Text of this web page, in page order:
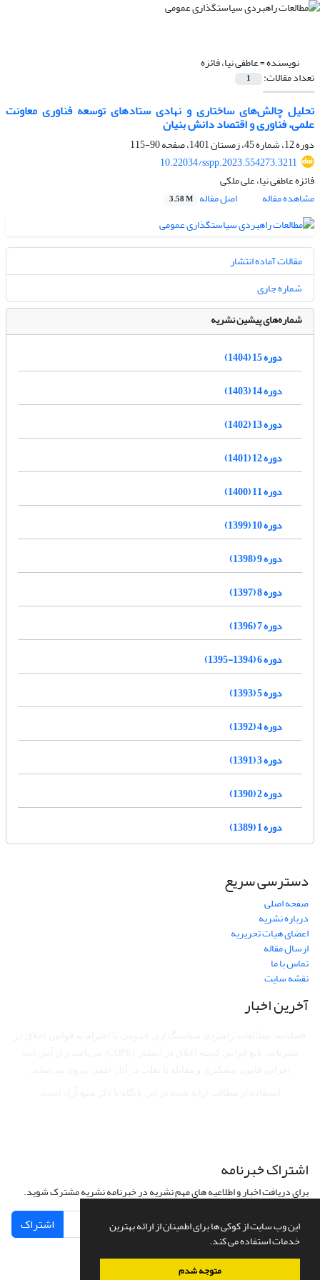
این وب سایت از کوکی ها برای اطمینان از ارائه بهترین
خدمات استفاده می کند.
متوجه شدم
نویسنده =عاطفی نیا، فائزه
تعداد مقالات: 1
تحلیل چالش‌های ساختاری و نهادی ستادهای توسعه فناوری معاونت
علمی، فناوری و اقتصاد دانش بنیان
دوره 12، شماره 45، زمستان 1401، صفحه
90-115
10.22034/sspp.2023.554273.3211
فائزه عاطفی نیا، علی ملکی
مشاهده مقاله
اصل مقاله 3.58 M
مقالات آماده انتشار
شماره جاری
شماره‌های پیشین نشریه
دوره 15 (1404)
دوره 14 (1403)
دوره 13 (1402)
دوره 12 (1401)
دوره 11 (1400)
دوره 10 (1399)
دوره 9 (1398)
دوره 8 (1397)
دوره 7 (1396)
دوره 6 (1394-1395)
دوره 5 (1393)
دوره 4 (1392)
دوره 3 (1391)
دوره 2 (1390)
دوره 1 (1389)
دسترسی سریع
صفحه اصلی
درباره نشریه
اعضای هیات تحریریه
ارسال مقاله
تماس با ما
نقشه سایت
آخرین اخبار
اشتراک خبرنامه
برای دریافت اخبار و اطلاعیه های مهم نشریه در خبرنامه نشریه مشترک شوید.
اشتراک